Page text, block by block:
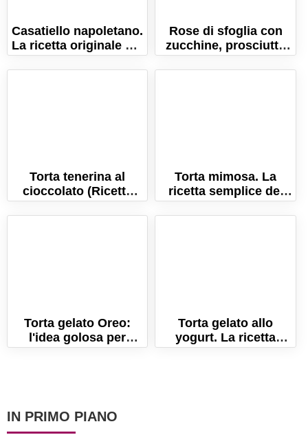
Casatiello napoletano.
La ricetta originale del
rustico di Pasqua!
Rose di sfoglia con
zucchine, prosciutto
cotto e scamorza
Torta tenerina al
cioccolato (Ricetta
veloce e senza lievito!)
Torta mimosa. La
ricetta semplice del
dolce simbolo della
festa della donna
Torta gelato Oreo:
l'idea golosa per
l'estate!
Torta gelato allo
yogurt. La ricetta
semplice per un dolce
IN PRIMO PIANO